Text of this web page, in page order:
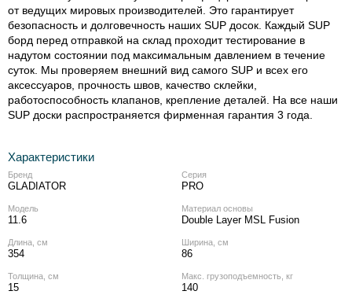
от ведущих мировых производителей. Это гарантирует
безопасность и долговечность наших SUP досок. Каждый SUP
борд перед отправкой на склад проходит тестирование в
надутом состоянии под максимальным давлением в течение
суток. Мы проверяем внешний вид самого SUP и всех его
аксессуаров, прочность швов, качество склейки,
работоспособность клапанов, крепление деталей. На все наши
SUP доски распространяется фирменная гарантия 3 года.
Характеристики
Бренд
GLADIATOR
Серия
PRO
Модель
11.6
Материал основы
Double Layer MSL Fusion
Длина, см
354
Ширина, см
86
Толщина, см
15
Макс. грузоподъемность, кг
140